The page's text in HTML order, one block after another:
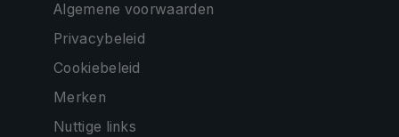
Algemene voorwaarden
Privacybeleid
Cookiebeleid
Merken
Nuttige links